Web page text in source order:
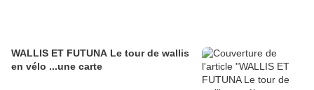
WALLIS ET FUTUNA Le tour de wallis
en vélo ...une carte